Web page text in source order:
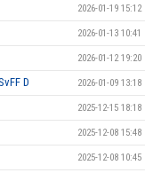
2026-01-19 15:12
2026-01-13 10:41
2026-01-12 19:20
D 2026-01-09 13:18
2025-12-15 18:18
2025-12-08 15:48
2025-12-08 10:45